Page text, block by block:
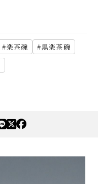
楽茶碗
黒楽茶碗